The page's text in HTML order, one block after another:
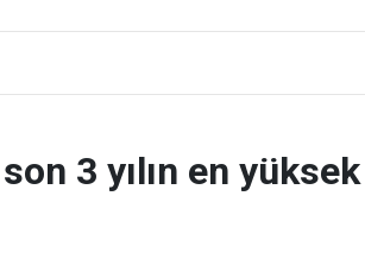
3 yılın en yüksek